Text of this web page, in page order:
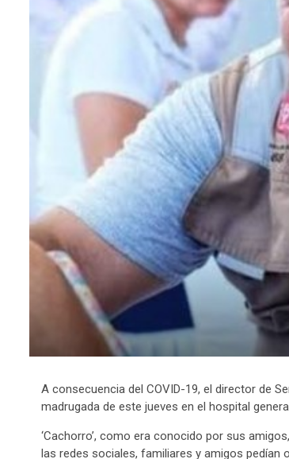
A consecuencia del COVID-19, el director de
madrugada de este jueves en el hospital
‘Cachorro’, como era conocido por sus
las redes sociales, familiares y amigos